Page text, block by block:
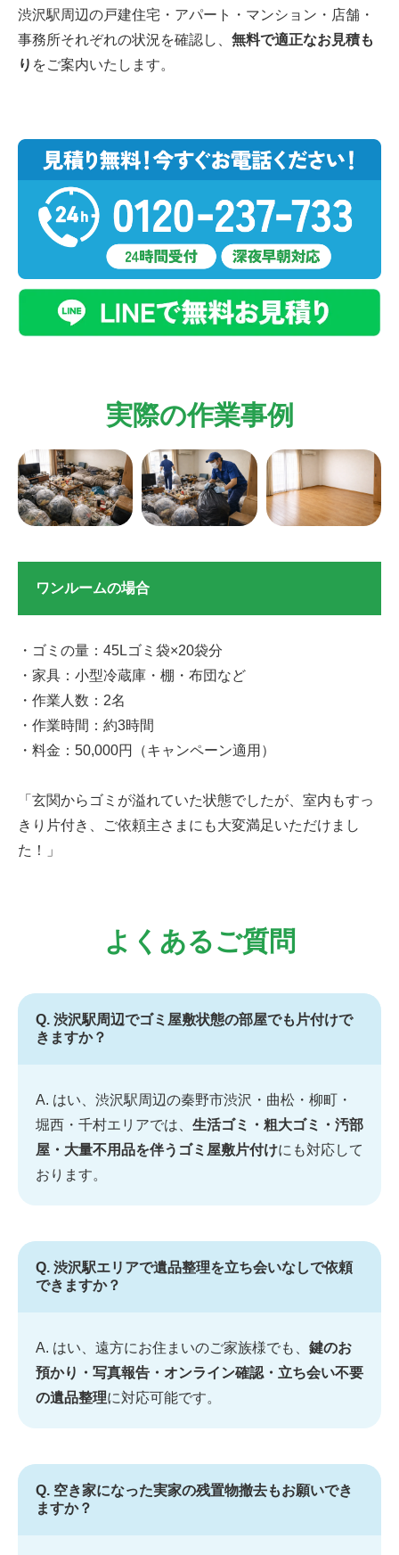
渋沢駅周辺の戸建住宅・アパート・マンション・店舗・
事務所それぞれの状況を確認し、 無料で適正なお見積も
り をご案内いたします。
実際の作業事例
ワンルームの場合
・ゴミの量：45Lゴミ袋×20袋分
・家具：小型冷蔵庫・棚・布団など
・作業人数：2名
・作業時間：約3時間
・料金：50,000円（キャンペーン適用）
「玄関からゴミが溢れていた状態でしたが、室内もすっ
きり片付き、ご依頼主さまにも大変満足いただけまし
た！」
よくあるご質問
Q. 渋沢駅周辺でゴミ屋敷状態の部屋でも片付けで
きますか？
A. はい、渋沢駅周辺の秦野市渋沢・曲松・柳町・
堀西・千村エリアでは、 生活ゴミ・粗大ゴミ・汚部
屋・大量不用品を伴うゴミ屋敷片付けにも対応して
おります。
Q. 渋沢駅エリアで遺品整理を立ち会いなしで依頼
できますか？
A. はい、遠方にお住まいのご家族様でも、 鍵のお
預かり・写真報告・オンライン確認・立ち会い不要
の遺品整理に対応可能です。
Q. 空き家になった実家の残置物撤去もお願いでき
ますか？